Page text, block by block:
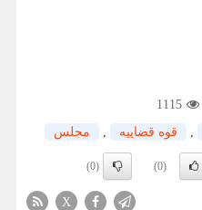
1115
, قوه قضاییه , مجلس
(0)
(0)
X